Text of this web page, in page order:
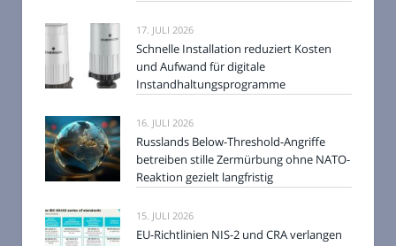
17. JULI 2026
Schnelle Installation reduziert Kosten
und Aufwand für digitale
Instandhaltungsprogramme
16. JULI 2026
Russlands Below-Threshold-Angriffe
betreiben stille Zermürbung ohne NATO-
Reaktion gezielt langfristig
15. JULI 2026
EU-Richtlinien NIS-2 und CRA verlangen